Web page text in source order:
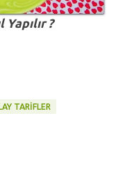
Yapılır ?
TARİFLER